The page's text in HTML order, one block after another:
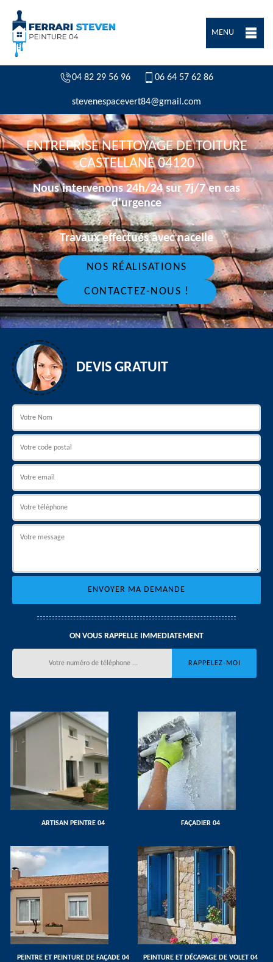
MENU
04 82 29 56 96 06 64 57 62 86
stevenespacevert84@gmail.com
ENTREPRISE NETTOYAGE DE TOITURE
CASTELLANE 04120
Nous intervenons 24h/24 sur 7j/7 en cas
d'urgence
Travaux effectués avec nacelle
NOS RÉALISATIONS
CONTACTEZ-NOUS !
DEVIS GRATUIT
ON VOUS RAPPELLE IMMEDIATEMENT
ARTISAN PEINTRE 04 FAÇADIER 04
PEINTRE ET PEINTURE DE FAÇADE 04 PEINTURE ET DÉCAPAGE DE VOLET 04